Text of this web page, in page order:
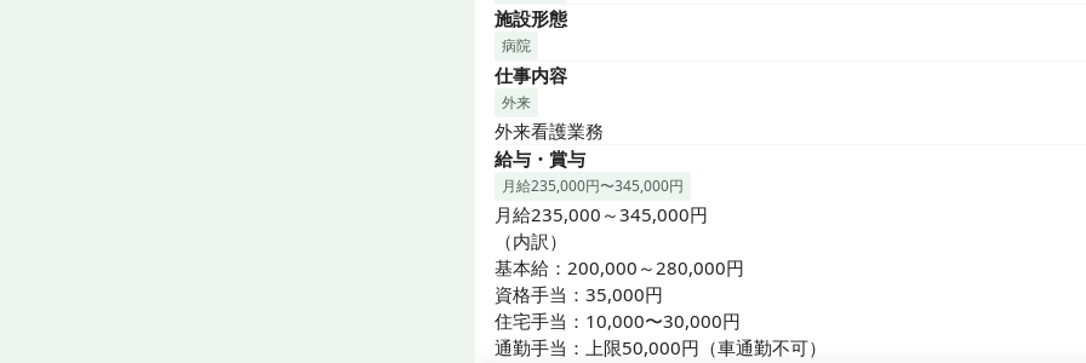
施設形態
病院
仕事内容
外来
外来看護業務
給与・賞与
月給235,000円〜345,000円
月給235,000～345,000円
（内訳）
基本給：200,000～280,000円
資格手当：35,000円
住宅手当：10,000〜30,000円
通勤手当：上限50,000円（車通勤不可）